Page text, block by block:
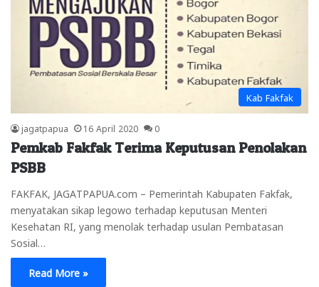
Kab Fakfak
jagatpapua 16 April 2020 0
Pemkab Fakfak Terima Keputusan Penolakan
PSBB
FAKFAK, JAGATPAPUA.com – Pemerintah Kabupaten Fakfak,
menyatakan sikap legowo terhadap keputusan Menteri
Kesehatan RI, yang menolak terhadap usulan Pembatasan
Sosial…
Read More »